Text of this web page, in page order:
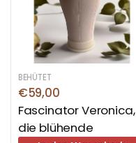
BEHÜTET
€59,00
Fascinator Veronica,
die blühende